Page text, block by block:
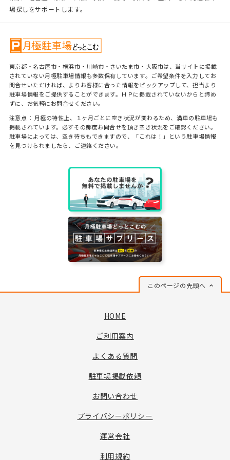
場探しをサポートします。
東京都・名古屋市・横浜市・川崎市・さいたま市・大阪市は、当サイトに掲載
されていない月極駐車場情報も多数保有しています。ご希望条件を入力してお
問合せいただければ、よりお客様に合った情報をピックアップして、担当より
駐車場情報をご提供することができます。ＨＰに掲載されていないからと諦め
ずに、お気軽にお問合せください。
注意点： 月極の特性上、１ヶ月ごとに空き状況が変わるため、満車の駐車場も
掲載されています。必ずその都度お問合せを頂き空き状況をご確認ください。
駐車場によっては、空き待ちもできますので、「これは！」という駐車場情報
を見つけられましたら、ご連絡ください。
このページの先頭へ
HOME
ご利用案内
よくある質問
駐車場掲載依頼
お問い合わせ
プライバシーポリシー
運営会社
利用規約